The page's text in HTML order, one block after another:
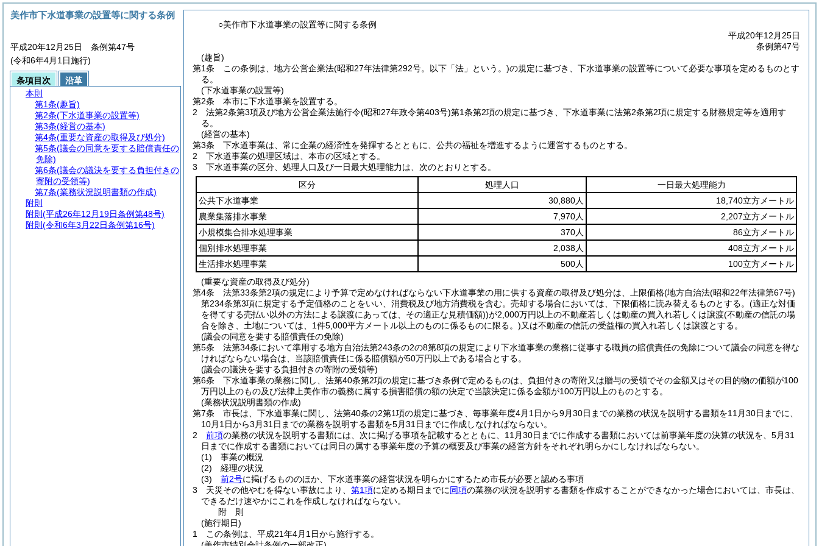
○美作市下水道事業の設置等に関する条例
平成20年12月25日
条例第47号
(趣旨)
第1条
この条例は、地方公営企業法(昭和27年法律第292号。以下「法」という。)の規定に基づき、下水道事業の設置等について必要な事項を定めるものとす
る。
(下水道事業の設置等)
第2条
本市に下水道事業を設置する。
2
法第2条第3項及び地方公営企業法施行令(昭和27年政令第403号)第1条第2項の規定に基づき、下水道事業に法第2条第2項に規定する財務規定等を適用す
る。
(経営の基本)
第3条
下水道事業は、常に企業の経済性を発揮するとともに、公共の福祉を増進するように運営するものとする。
2
下水道事業の処理区域は、本市の区域とする。
3
下水道事業の区分、処理人口及び一日最大処理能力は、次のとおりとする。
区分
処理人口
一日最大処理能力
公共下水道事業
30,880人
18,740立方メートル
農業集落排水事業
7,970人
2,207立方メートル
小規模集合排水処理事業
370人
86立方メートル
個別排水処理事業
2,038人
408立方メートル
生活排水処理事業
500人
100立方メートル
(重要な資産の取得及び処分)
第4条
法第33条第2項の規定により予算で定めなければならない下水道事業の用に供する資産の取得及び処分は、上限価格(地方自治法(昭和22年法律第67号)
第234条第3項に規定する予定価格のことをいい、消費税及び地方消費税を含む。売却する場合においては、下限価格に読み替えるものとする。 (適正な対価
を得てする売払い以外の方法による譲渡にあっては、その適正な見積価額))が2,000万円以上の不動産若しくは動産の買入れ若しくは譲渡(不動産の信託の場
合を除き、土地については、1件5,000平方メートル以上のものに係るものに限る。)又は不動産の信託の受益権の買入れ若しくは譲渡とする。
(議会の同意を要する賠償責任の免除)
第5条
法第34条において準用する地方自治法第243条の2の8第8項の規定により下水道事業の業務に従事する職員の賠償責任の免除について議会の同意を得な
ければならない場合は、当該賠償責任に係る賠償額が50万円以上である場合とする。
(議会の議決を要する負担付きの寄附の受領等)
第6条
下水道事業の業務に関し、法第40条第2項の規定に基づき条例で定めるものは、負担付きの寄附又は贈与の受領でその金額又はその目的物の価額が100
万円以上のもの及び法律上美作市の義務に属する損害賠償の額の決定で当該決定に係る金額が100万円以上のものとする。
(業務状況説明書類の作成)
第7条
市長は、下水道事業に関し、法第40条の2第1項の規定に基づき、毎事業年度4月1日から9月30日までの業務の状況を説明する書類を11月30日までに、
10月1日から3月31日までの業務を説明する書類を5月31日までに作成しなければならない。
2
前項の業務の状況を説明する書類には、次に掲げる事項を記載するとともに、11月30日までに作成する書類においては前事業年度の決算の状況を、5月31
日までに作成する書類においては同日の属する事業年度の予算の概要及び事業の経営方針をそれぞれ明らかにしなければならない。
(1)
事業の概況
(2)
経理の状況
(3)
前2号に掲げるもののほか、下水道事業の経営状況を明らかにするため市長が必要と認める事項
3
天災その他やむを得ない事故により、 第1項に定める期日までに同項の業務の状況を説明する書類を作成することができなかった場合においては、市長は、
できるだけ速やかにこれを作成しなければならない。
附 則
(施行期日)
1
この条例は、平成21年4月1日から施行する。
美作市下水道事業の設置等に関する条例
平成20年12月25日 条例第47号
(令和6年4月1日施行)
条項目次
沿革
本則
第1条(趣旨)
第2条(下水道事業の設置等)
第3条(経営の基本)
第4条(重要な資産の取得及び処分)
第5条(議会の同意を要する賠償責任の
免除)
第6条(議会の議決を要する負担付きの
寄附の受領等)
第7条(業務状況説明書類の作成)
附則
附則 (平成26年12月19日条例第48号)
附則 (令和6年3月22日条例第16号)